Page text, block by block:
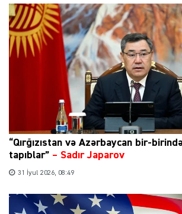
“Qırğızıstan və Azərbaycan bir-
tapıblar” – Sadır Japarov
31 İyul 2026, 08:49